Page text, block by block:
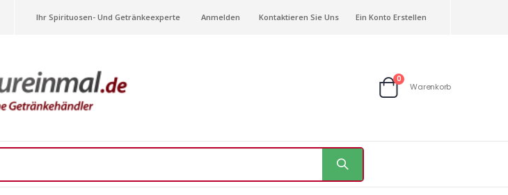
Ihr Spirituosen- Und Getränkeexperte Anmelden Kontaktieren Sie Uns Ein Konto Erstellen
Warenkorb
0Artikel
Warenkorb